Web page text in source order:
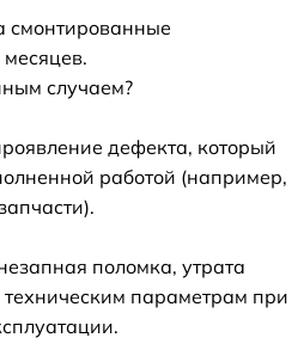
смонтированные
случаем?
дефекта, который
работой (например,
поломка, утрата
техническим параметрам при